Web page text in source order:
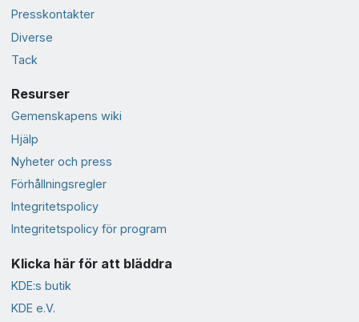
Presskontakter
Diverse
Tack
Resurser
Gemenskapens wiki
Hjälp
Nyheter och press
Förhållningsregler
Integritetspolicy
Integritetspolicy för program
Klicka här för att bläddra
KDE:s butik
KDE e.V.